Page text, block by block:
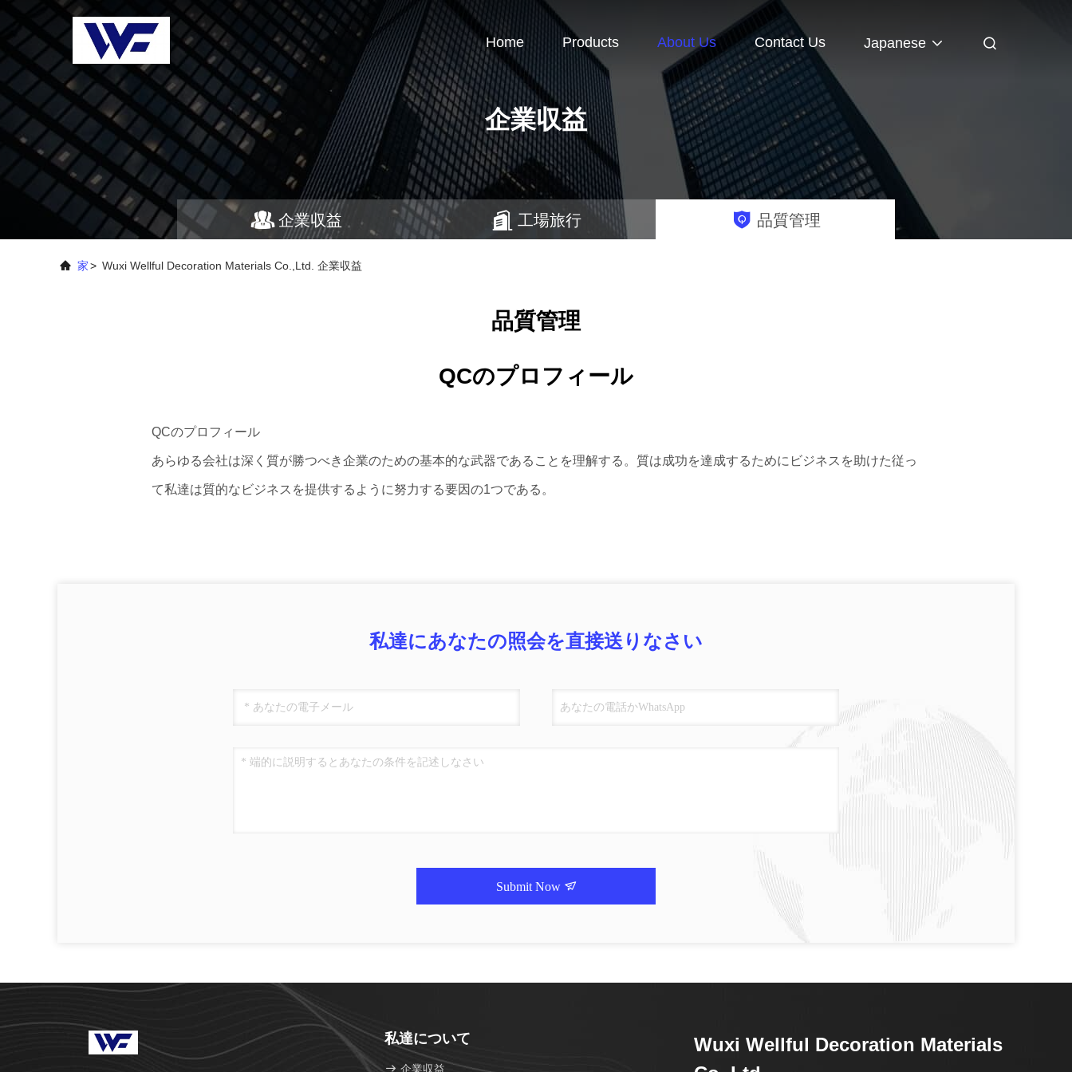
Home Products About Us Contact Us Japanese
企業収益
企業収益 工場旅行 品質管理
家> Wuxi Wellful Decoration Materials Co.,Ltd. 企業収益
品質管理
QCのプロフィール
QCのプロフィール
あらゆる会社は深く質が勝つべき企業のための基本的な武器であることを理解する。質は成功を達成するためにビジネスを助けた従っ
て私達は質的なビジネスを提供するように努力する要因の1つである。
私達にあなたの照会を直接送りなさい
Submit Now
私達について
企業収益
Wuxi Wellful Decoration Materials